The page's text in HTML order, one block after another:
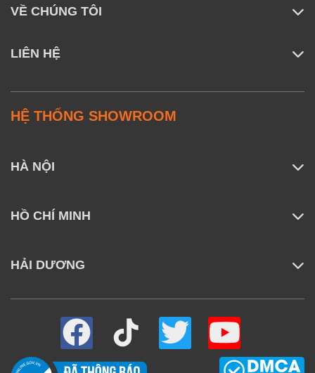
VỀ CHÚNG TÔI
LIÊN HỆ
HỆ THỐNG SHOWROOM
HÀ NỘI
HỒ CHÍ MINH
HẢI DƯƠNG